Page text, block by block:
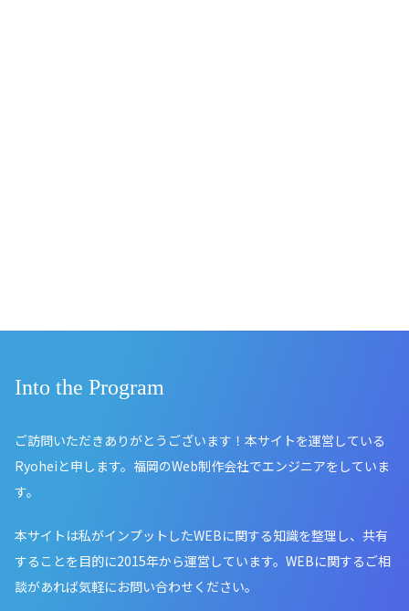
Into the Program
ご訪問いただきありがとうございます！本サイトを運営している
Ryoheiと申します。福岡のWeb制作会社でエンジニアをしていま
す。
本サイトは私がインプットしたWEBに関する知識を整理し、共有
することを目的に2015年から運営しています。WEBに関するご相
談があれば気軽にお問い合わせください。